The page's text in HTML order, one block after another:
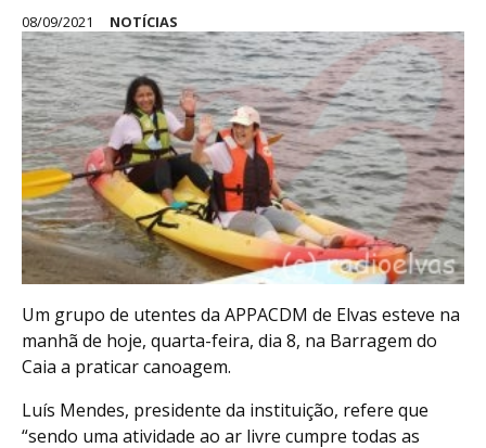
08/09/2021 NOTÍCIAS
Um grupo de utentes da APPACDM de Elvas esteve na
manhã de hoje, quarta-feira, dia 8, na Barragem do
Caia a praticar canoagem.
Luís Mendes, presidente da instituição, refere que
“sendo uma atividade ao ar livre cumpre todas as